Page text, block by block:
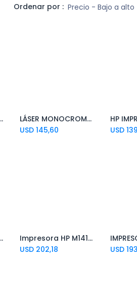
Ordenar por : Precio - Bajo a alto
M111w
Add to Cart LÁSER MONOCROMÁTICA HL-1212W BROTHER
USD145,60
USD
DX-B351 33ppm
Add to Cart
Impresora HP M141w
USD 202,18
USD